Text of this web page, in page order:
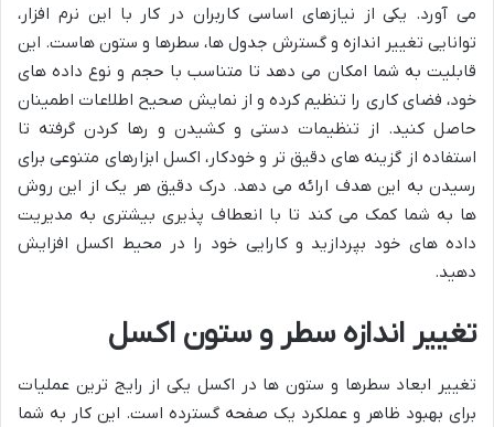
می آورد. یکی از نیازهای اساسی کاربران در کار با این نرم افزار،
توانایی تغییر اندازه و گسترش جدول ها، سطرها و ستون هاست. این
قابلیت به شما امکان می دهد تا متناسب با حجم و نوع داده های
خود، فضای کاری را تنظیم کرده و از نمایش صحیح اطلاعات اطمینان
حاصل کنید. از تنظیمات دستی و کشیدن و رها کردن گرفته تا
استفاده از گزینه های دقیق تر و خودکار، اکسل ابزارهای متنوعی برای
رسیدن به این هدف ارائه می دهد. درک دقیق هر یک از این روش
ها به شما کمک می کند تا با انعطاف پذیری بیشتری به مدیریت
داده های خود بپردازید و کارایی خود را در محیط اکسل افزایش
دهید.
تغییر اندازه سطر و ستون اکسل
تغییر ابعاد سطرها و ستون ها در اکسل یکی از رایج ترین عملیات
برای بهبود ظاهر و عملکرد یک صفحه گسترده است. این کار به شما